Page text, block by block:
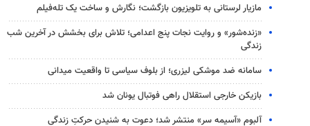
مازیار لرستانی به تلویزیون بازگشت؛ نگارش و ساخت یک تله‌فیلم
«زنده‌شور» و روایت نجات پنج اعدامی؛ تلاش برای بخشش در آخرین شب
زندگی
سامانه ضد موشکی لیزری؛ از بلوف سیاسی تا واقعیت میدانی
بازیکن خارجی استقلال راهی فوتبال یونان شد
آلبوم «آسیمه سر» منتشر شد؛ دعوت به شنیدن حرکتِ زندگی